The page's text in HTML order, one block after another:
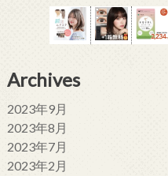
Archives
2023年9月
2023年8月
2023年7月
2023年2月